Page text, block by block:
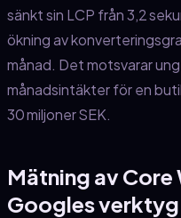
sänkt sin LCP från 3,2
ökning av
månad. Det motsvarar
månadsintäkter för en
30 miljoner SEK.
Mätning av Core
Googles verktyg